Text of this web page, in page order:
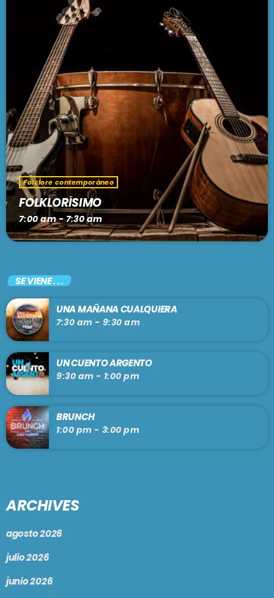
Folclore contemporáneo
FOLKLORÍSIMO
7:00 am - 7:30 am
SE VIENE . . .
UNA MAÑANA CUALQUIERA
7:30 am - 9:30 am
UN CUENTO ARGENTO
9:30 am - 1:00 pm
BRUNCH
1:00 pm - 3:00 pm
ARCHIVES
agosto 2026
julio 2026
junio 2026